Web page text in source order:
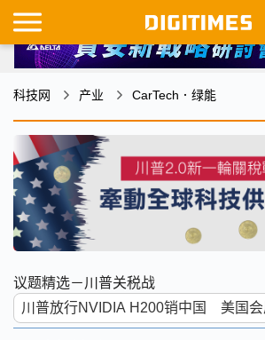
科技网 产业 CarTech．绿能
议题精选－川普关税战